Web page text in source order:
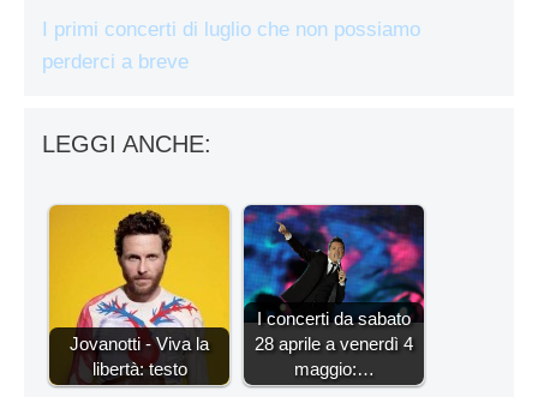
I primi concerti di luglio che non possiamo
perderci a breve
LEGGI ANCHE:
Jovanotti - Viva la
libertà: testo
I concerti da sabato
28 aprile a venerdì 4
maggio:…